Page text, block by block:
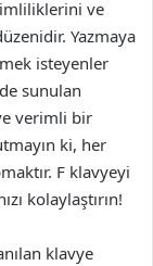
ve
Yazmaya
isteyenler
sunulan
verimli bir
ki, her
F klavyeyi
kolaylaştırın!
klavye